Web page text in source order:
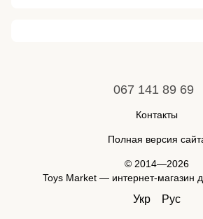
067 141 89 69
Контакты
Полная версия
© 2014—2026
Toys Market — интернет-магазин
Укр Рус